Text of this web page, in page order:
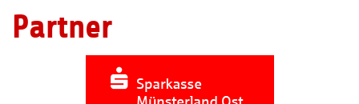
Partner